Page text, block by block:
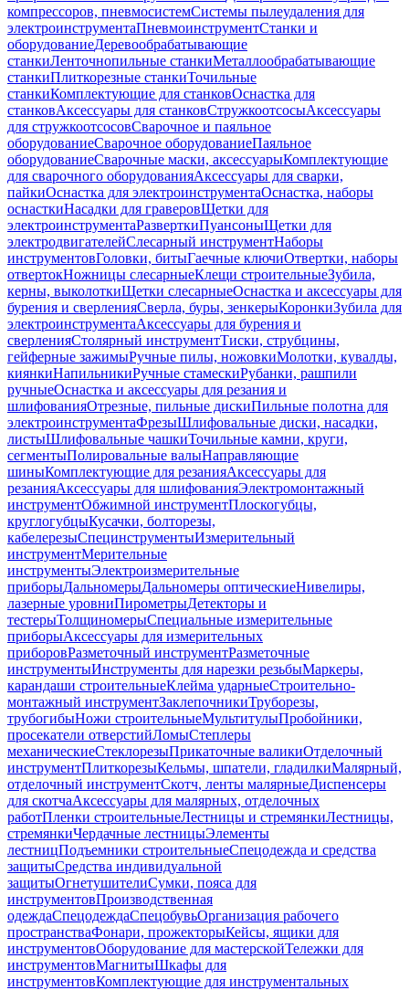
компрессоров, пневмосистемСистемы пылеудаления для
электроинструментаПневмоинструментСтанки и
оборудованиеДеревообрабатывающие
станкиЛенточнопильные станкиМеталлообрабатывающие
станкиПлиткорезные станкиТочильные
станкиКомплектующие для станковОснастка для
станковАксессуары для станковСтружкоотсосыАксессуары
для стружкоотсосовСварочное и паяльное
оборудованиеСварочное оборудованиеПаяльное
оборудованиеСварочные маски, аксессуарыКомплектующие
для сварочного оборудованияАксессуары для сварки,
пайкиОснастка для электроинструментаОснастка, наборы
оснасткиНасадки для граверовЩетки для
электроинструментаРазверткиПуансоныЩетки для
электродвигателейСлесарный инструментНаборы
инструментовГоловки, битыГаечные ключиОтвертки, наборы
отвертокНожницы слесарныеКлещи строительныеЗубила,
керны, выколоткиЩетки слесарныеОснастка и аксессуары для
бурения и сверленияСверла, буры, зенкерыКоронкиЗубила для
электроинструментаАксессуары для бурения и
сверленияСтолярный инструментТиски, струбцины,
гейферные зажимыРучные пилы, ножовкиМолотки, кувалды,
киянкиНапильникиРучные стамескиРубанки, рашпили
ручныеОснастка и аксессуары для резания и
шлифованияОтрезные, пильные дискиПильные полотна для
электроинструментаФрезыШлифовальные диски, насадки,
листыШлифовальные чашкиТочильные камни, круги,
сегментыПолировальные валыНаправляющие
шиныКомплектующие для резанияАксессуары для
резанияАксессуары для шлифованияЭлектромонтажный
инструментОбжимной инструментПлоскогубцы,
круглогубцыКусачки, болторезы,
кабелерезыСпецинструментыИзмерительный
инструментМерительные
инструментыЭлектроизмерительные
приборыДальномерыДальномеры оптическиеНивелиры,
лазерные уровниПирометрыДетекторы и
тестерыТолщиномерыСпециальные измерительные
приборыАксессуары для измерительных
приборовРазметочный инструментРазметочные
инструментыИнструменты для нарезки резьбыМаркеры,
карандаши строительныеКлейма ударныеСтроительно-
монтажный инструментЗаклепочникиТруборезы,
трубогибыНожи строительныеМультитулыПробойники,
просекатели отверстийЛомыСтеплеры
механическиеСтеклорезыПрикаточные валикиОтделочный
инструментПлиткорезыКельмы, шпатели, гладилкиМалярный,
отделочный инструментСкотч, ленты малярныеДиспенсеры
для скотчаАксессуары для малярных, отделочных
работПленки строительныеЛестницы и стремянкиЛестницы,
стремянкиЧердачные лестницыЭлементы
лестницПодъемники строительныеСпецодежда и средства
защитыСредства индивидуальной
защитыОгнетушителиСумки, пояса для
инструментовПроизводственная
одеждаСпецодеждаСпецобувьОрганизация рабочего
пространстваФонари, прожекторыКейсы, ящики для
инструментовОборудование для мастерскойТележки для
инструментовМагнитыШкафы для
инструментовКомплектующие для инструментальных